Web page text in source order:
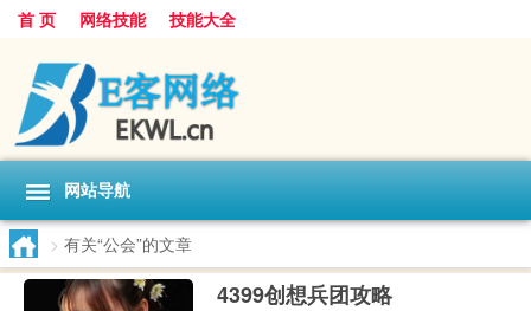
首 页 网络技能 技能大全
网站导航
> 有关“公会”的文章
4399创想兵团攻略